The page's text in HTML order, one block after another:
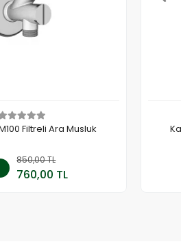
Filtreli Ara Musluk
850,00 TL
760,00 TL
Sepete Ekle